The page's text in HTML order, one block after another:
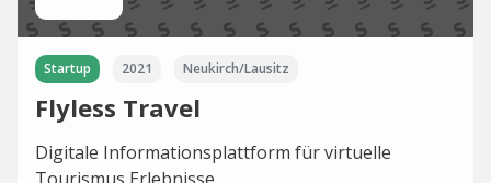
Startup 2021 Neukirch/Lausitz
Flyless Travel
Digitale Informationsplattform für virtuelle